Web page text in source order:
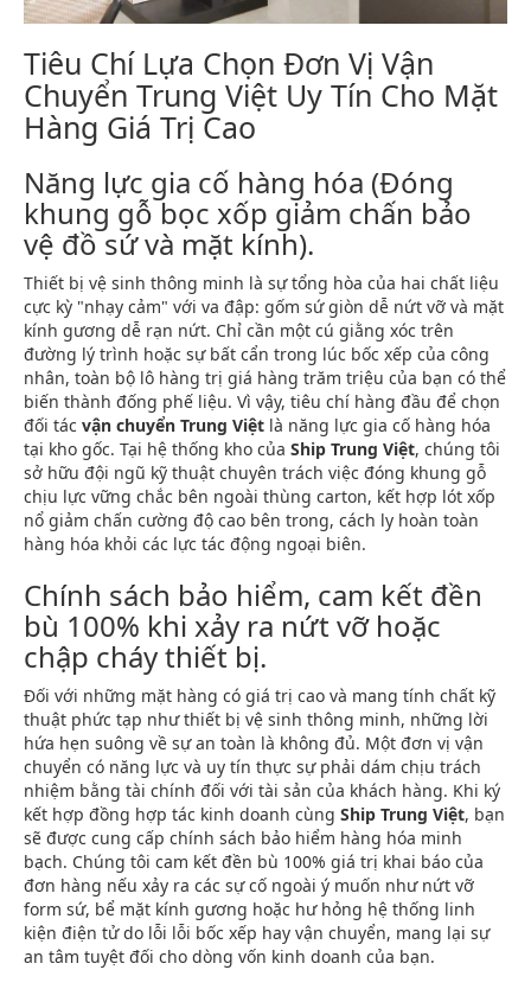
Tiêu Chí Lựa Chọn Đơn Vị Vận
Chuyển Trung Việt Uy Tín Cho Mặt
Hàng Giá Trị Cao
Năng lực gia cố hàng hóa (Đóng
khung gỗ bọc xốp giảm chấn bảo
vệ đồ sứ và mặt kính).
Thiết bị vệ sinh thông minh là sự tổng hòa của hai chất liệu
cực kỳ "nhạy cảm" với va đập: gốm sứ giòn dễ nứt vỡ và mặt
kính gương dễ rạn nứt. Chỉ cần một cú giằng xóc trên
đường lý trình hoặc sự bất cẩn trong lúc bốc xếp của công
nhân, toàn bộ lô hàng trị giá hàng trăm triệu của bạn có thể
biến thành đống phế liệu. Vì vậy, tiêu chí hàng đầu để chọn
đối tác vận chuyển Trung Việt là năng lực gia cố hàng hóa
tại kho gốc. Tại hệ thống kho của Ship Trung Việt, chúng tôi
sở hữu đội ngũ kỹ thuật chuyên trách việc đóng khung gỗ
chịu lực vững chắc bên ngoài thùng carton, kết hợp lót xốp
nổ giảm chấn cường độ cao bên trong, cách ly hoàn toàn
hàng hóa khỏi các lực tác động ngoại biên.
Chính sách bảo hiểm, cam kết đền
bù 100% khi xảy ra nứt vỡ hoặc
chập cháy thiết bị.
Đối với những mặt hàng có giá trị cao và mang tính chất kỹ
thuật phức tạp như thiết bị vệ sinh thông minh, những lời
hứa hẹn suông về sự an toàn là không đủ. Một đơn vị vận
chuyển có năng lực và uy tín thực sự phải dám chịu trách
nhiệm bằng tài chính đối với tài sản của khách hàng. Khi ký
kết hợp đồng hợp tác kinh doanh cùng Ship Trung Việt, bạn
sẽ được cung cấp chính sách bảo hiểm hàng hóa minh
bạch. Chúng tôi cam kết đền bù 100% giá trị khai báo của
đơn hàng nếu xảy ra các sự cố ngoài ý muốn như nứt vỡ
form sứ, bể mặt kính gương hoặc hư hỏng hệ thống linh
kiện điện tử do lỗi lỗi bốc xếp hay vận chuyển, mang lại sự
an tâm tuyệt đối cho dòng vốn kinh doanh của bạn.